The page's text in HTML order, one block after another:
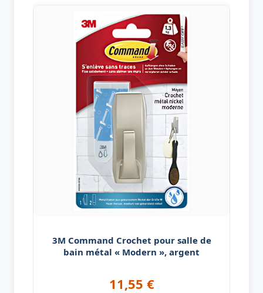
3M Command Crochet pour salle de
bain métal « Modern », argent
11,55 €